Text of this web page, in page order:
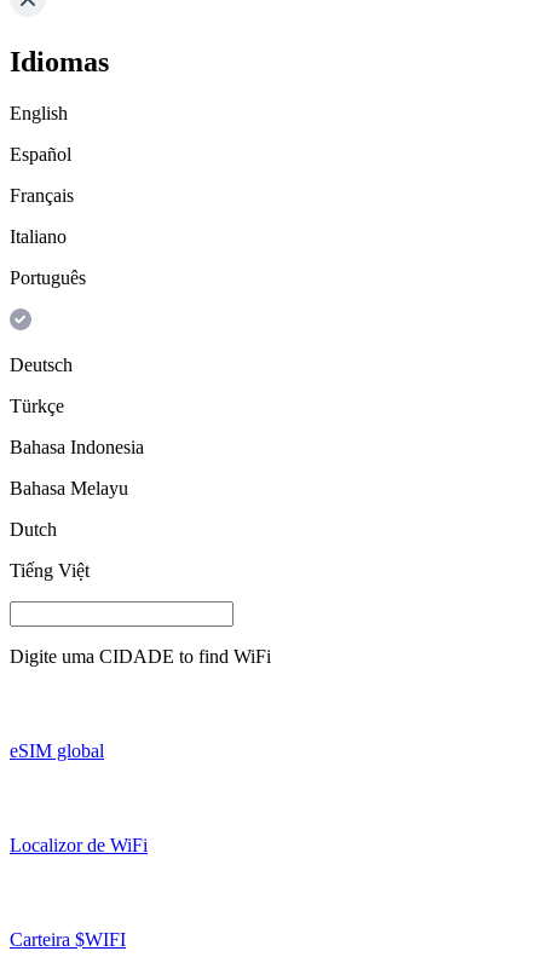
Idiomas
English
Español
Français
Italiano
Português
Deutsch
Türkçe
Bahasa Indonesia
Bahasa Melayu
Dutch
Tiếng Việt
Digite uma CIDADE to find WiFi
eSIM global
Localizor de WiFi
Carteira $WIFI